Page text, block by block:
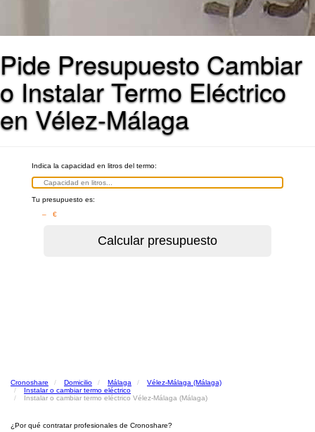
Pide Presupuesto Cambiar
o Instalar Termo Eléctrico
en Vélez-Málaga
Indica la capacidad en litros del termo:
Tu presupuesto es:
– €
Cronoshare Domicilio Málaga
Vélez-Málaga (Málaga)
Instalar o cambiar termo eléctrico
Instalar o cambiar termo eléctrico Vélez-Málaga (Málaga)
¿Por qué contratar profesionales de Cronoshare?